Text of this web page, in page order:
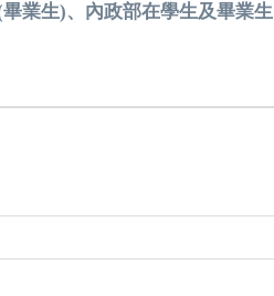
業生)、內政部在學生及畢業生